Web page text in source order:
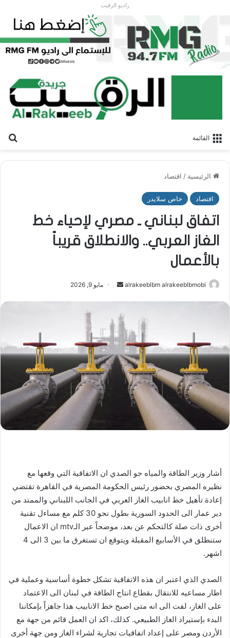
راديو الرقيب
القائمة
الرئيسية / اقتصاد
اقتصاد خاص سلايدر
اتفاق لبناني ـ مصري لإحياء خط
الغاز العربي.. والانطلاق قريباً
بالأعمال
alrakeeblbm alrakeeblbmobi
أرسل مايو 9, 2026
أشار وزير الطاقة والمياه جو الصدي ان الاتفاقية التي وقعها مع
نظيره المصري بحضور رئيس الحكومة المصرية في القاهرة تقتضي
إعادة تأهيل خط انابيب الغاز العربي في الجانب اللبناني والممتد من
دير عمار الى الحدود السورية بطول نحو 30 كلم مع مساءل تقنية
أخرى ذات صلة كالتحكم عن بعد، موضحاً عبر الـmtv ان الاعمال
ستنطلق في الأسابيع المقبلة ويتوقع ان تستغرق ما بين 3 الى 4
اشهر.
الصدي الذي اعتبر ان هذه الاتفاقية تشكل خطوة أساسية وعملية في
اطار مساعيه للانتقال بقطاع انتاج الطاقة في لبنان الى الاعتماد
على الغاز، لفت الى انه متى اصبح خط الانابيب هذا جاهزاً بإمكاننا
البدء بإستيراد الغاز الطبيعي. كذلك، اكد ان العمل قائم من جهة مع
الأردن ومصر على إعداد اتفاقيات تجارية لشراء الغاز ومن جهة أخرى